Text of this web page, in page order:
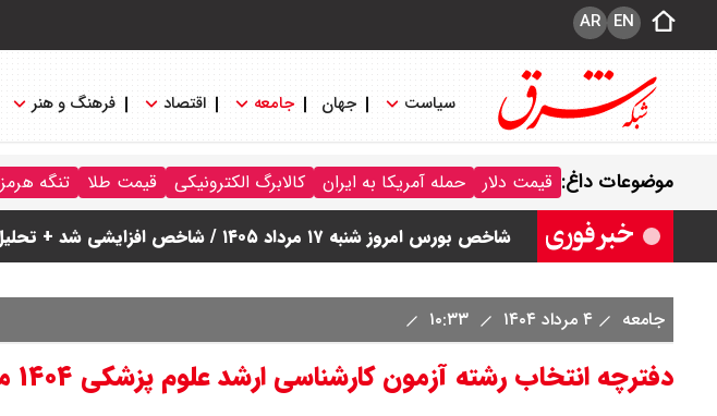
EN
AR
سیاست جهان جامعه اقتصاد فرهنگ و هنر
موضوعات داغ: قیمت دلار حمله آمریکا به ایران کالابرگ الکترونیکی قیمت طلا تنگه هرمز
قیمت محصولات ایران خودرو امروز شنبه ۱۷ مرداد ۱۴۰۵ / قیمت دنا چند ؟ + جدول
ثبت نام سایپا از امروز ۱۷ مرداد ۱۴۰۵ آغاز شد / خرید کوییک با پیش پرداخت ۵۰۰ میلیون تومان + لینک
شاخص بورس امروز شنبه ۱۷ مرداد ۱۴۰۵ / شاخص افزایشی شد + تحلیل
قیمت نفت امروز شنبه ۱۷ مرداد ۱۴۰۵ / نفت صعودی شد + جدول
جامعه ۴ مرداد ۱۴۰۴
دفترچه انتخاب رشته آزمون کارشناسی ارشد علوم پزشکی ۱۴۰۴ منتشر شد+ لینک و جزئیات